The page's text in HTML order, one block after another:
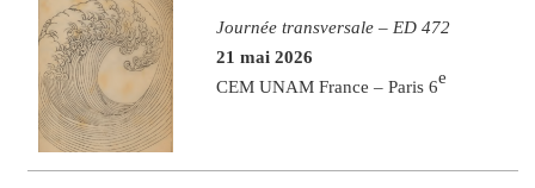
Journée transversale – ED 472
21 mai 2026
CEM UNAM France – Paris 6e